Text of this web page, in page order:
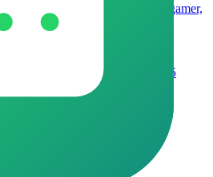
relacionadas ao mundo gamer,
Adicione seus amigos
Patrocinado 125